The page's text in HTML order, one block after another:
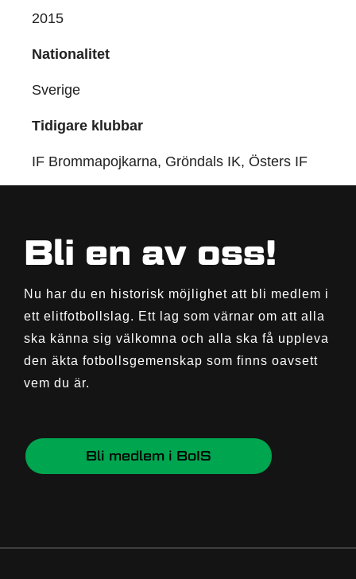
2015
Nationalitet
Sverige
Tidigare klubbar
IF Brommapojkarna, Gröndals IK, Östers IF
Bli en av oss!
Nu har du en historisk möjlighet att bli medlem i
ett elitfotbollslag. Ett lag som värnar om att alla
ska känna sig välkomna och alla ska få uppleva
den äkta fotbollsgemenskap som finns oavsett
vem du är.
Bli medlem i BoIS